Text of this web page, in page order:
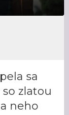
sa
zlatou
neho